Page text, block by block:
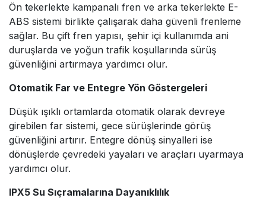
Ön tekerlekte kampanalı fren ve arka tekerlekte E-
ABS sistemi birlikte çalışarak daha güvenli frenleme
sağlar. Bu çift fren yapısı, şehir içi kullanımda ani
duruşlarda ve yoğun trafik koşullarında sürüş
güvenliğini artırmaya yardımcı olur.
Otomatik Far ve Entegre Yön Göstergeleri
Düşük ışıklı ortamlarda otomatik olarak devreye
girebilen far sistemi, gece sürüşlerinde görüş
güvenliğini artırır. Entegre dönüş sinyalleri ise
dönüşlerde çevredeki yayaları ve araçları uyarmaya
yardımcı olur.
IPX5 Su Sıçramalarına Dayanıklılık